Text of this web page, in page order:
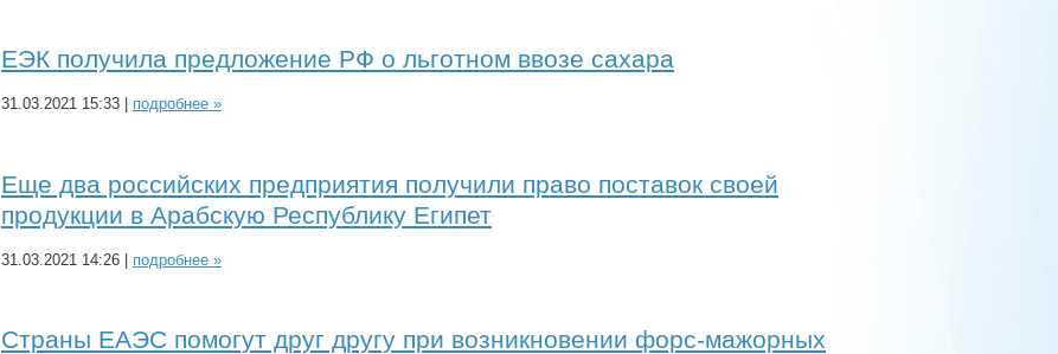
ЕЭК получила предложение РФ о льготном ввозе сахара
31.03.2021 15:33 | подробнее »
Еще два российских предприятия получили право поставок своей
продукции в Арабскую Республику Египет
31.03.2021 14:26 | подробнее »
Страны ЕАЭС помогут друг другу при возникновении форс-мажорных